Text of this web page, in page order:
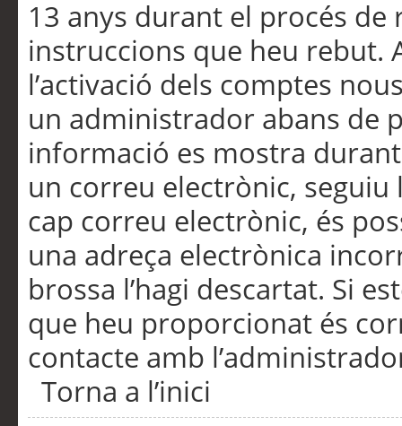
13 anys durant el procés de
instruccions que heu rebut.
l’activació dels comptes
un administrador abans de
informació es mostra
un correu electrònic,
cap correu electrònic, és
una adreça electrònica
brossa l’hagi descartat. Si
que heu proporcionat és
contacte amb
Torna a l’inici